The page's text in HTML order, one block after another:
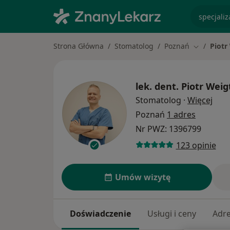
Strona Główna Stomatolog Poznań ZmieńPiotr
lek. dent. Piotr
Stomatolog · Więcej
Poznań 1 adres
Nr PWZ: 1396799
123 opinie
Umów wizytę
Doświadczenie Usługi i ceny